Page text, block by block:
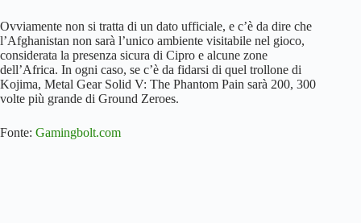
Ovviamente non si tratta di un dato ufficiale, e c’è da dire che
l’Afghanistan non sarà l’unico ambiente visitabile nel gioco,
considerata la presenza sicura di Cipro e alcune zone
dell’Africa. In ogni caso, se c’è da fidarsi di quel trollone di
Kojima, Metal Gear Solid V: The Phantom Pain sarà 200, 300
volte più grande di Ground Zeroes.
Fonte: Gamingbolt.com